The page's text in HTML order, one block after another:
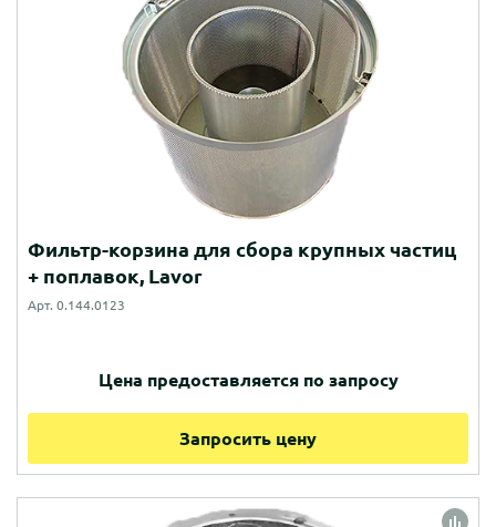
Фильтр-корзина для сбора крупных частиц
+ поплавок, Lavor
Арт. 0.144.0123
Цена предоставляется по запросу
Запросить цену